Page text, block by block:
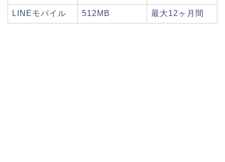
LINEモバイル 512MB 最大12ヶ月間